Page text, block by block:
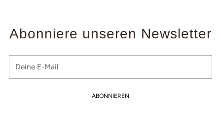
Abonniere unseren Newsletter
E-
ABONNIEREN